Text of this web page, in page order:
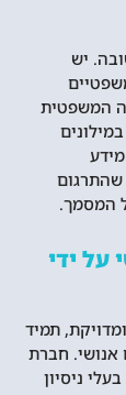
יש
המשפטית
שהתרגום
המסמך.
על ידי
תמיד
אנושי. חברת
ניסיון